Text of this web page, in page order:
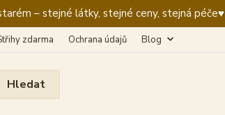
– stejné látky, stejné ceny, stejná péče♥️
zdarma Ochrana údajů Blog
Hledat